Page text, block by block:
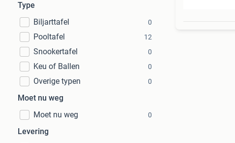
Type
Biljarttafel
0
Pooltafel 12
Snookertafel 0
Keu of Ballen 0
Overige typen 0
Moet nu weg
Moet nu weg
0
Levering